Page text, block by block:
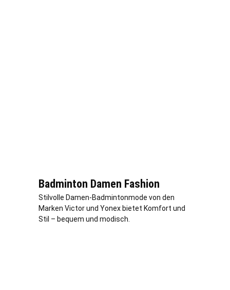
Badminton Damen Fashion
Stilvolle Damen-Badmintonmode von den
Marken Victor und Yonex bietet Komfort und
Stil – bequem und modisch.